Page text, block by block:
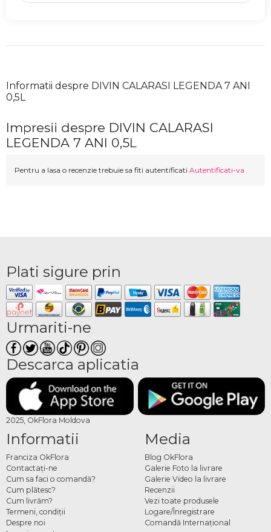
Informatii despre DIVIN CALARASI LEGENDA 7 ANI
0,5L
Impresii despre DIVIN CALARASI
LEGENDA 7 ANI 0,5L
Pentru a lasa o recenzie trebuie sa fiti autentificati Autentificati-va
Plati sigure prin
Urmariti-ne
Descarca aplicatia
2025, OkFlora Moldova
Informatii
Franciza OkFlora
Contactaţi-ne
Cum sa faci o comandă?
Cum plătesc?
Cum livrăm?
Termeni, condiţii
Despre noi
Media
Blog OkFlora
Galerie Foto la livrare
Galerie Video la livrare
Recenzii
Vezi toate produsele
Logare/Înregistrare
Comandă Internațional